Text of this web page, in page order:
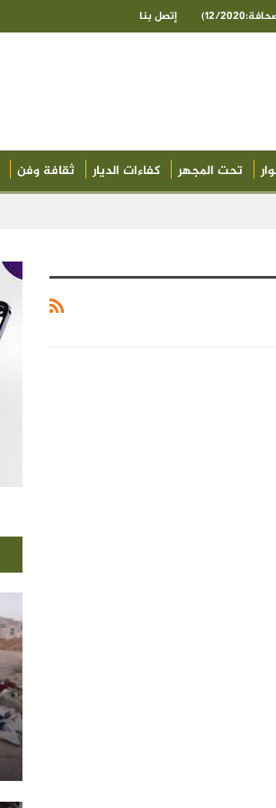
2020) إتصل بنا
تحت المجهر كفاءات الديار ثقافة وفن